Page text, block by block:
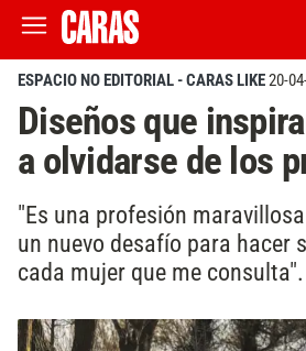
ESPACIO NO EDITORIAL - CARAS LIKE20-
Diseños que
a olvidarse de los
"Es una profesión
un nuevo desafío para hacer
cada mujer que me consulta".